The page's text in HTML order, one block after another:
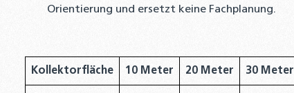
Orientierung und ersetzt keine Fachplanung.
Kollektorfläche 10 Meter 20 Meter 30 Meter